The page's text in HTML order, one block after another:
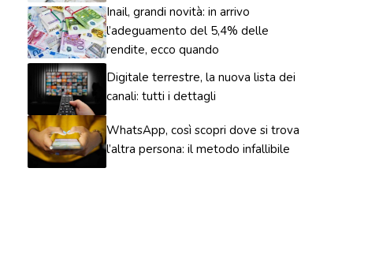
Inail, grandi novità: in arrivo
l’adeguamento del 5,4% delle
rendite, ecco quando
Digitale terrestre, la nuova lista dei
canali: tutti i dettagli
WhatsApp, così scopri dove si trova
l’altra persona: il metodo infallibile